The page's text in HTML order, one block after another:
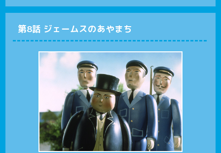
第8話 ジェームスのあやまち